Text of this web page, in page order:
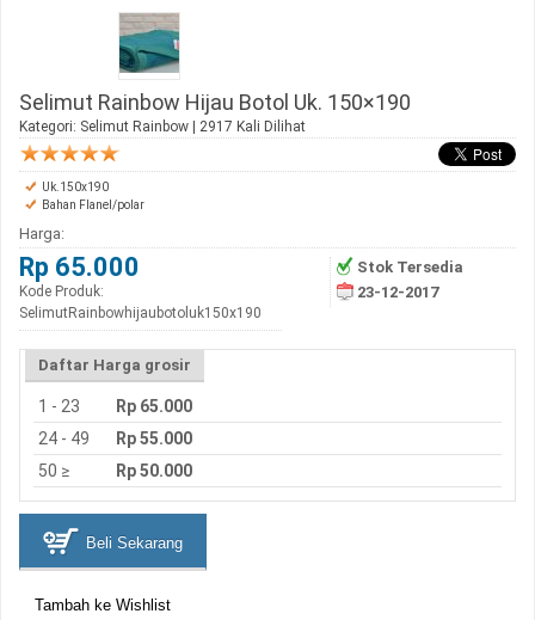
Selimut Rainbow Hijau Botol Uk. 150×190
Kategori: Selimut Rainbow | 2917 Kali Dilihat
Uk.150x190
Bahan Flanel/polar
Harga:
Rp 65.000
Kode Produk:
SelimutRainbowhijaubotoluk150x190
Stok Tersedia
23-12-2017
Daftar Harga grosir
1 - 23
Rp 65.000
24 - 49
Rp 55.000
50 ≥
Rp 50.000
Beli Sekarang
Tambah ke Wishlist